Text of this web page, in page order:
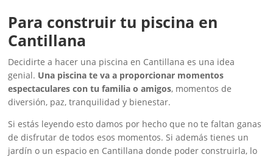
Para construir tu piscina en
Cantillana
Decidirte a hacer una piscina en Cantillana es una idea
genial. Una piscina te va a proporcionar momentos
espectaculares con tu familia o amigos, momentos de
diversión, paz, tranquilidad y bienestar.
Si estás leyendo esto damos por hecho que no te faltan ganas
de disfrutar de todos esos momentos. Si además tienes un
jardín o un espacio en Cantillana donde poder construirla, lo